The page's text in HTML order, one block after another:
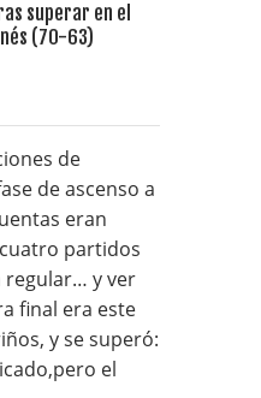
de
de ascenso a
eran
partidos
regular… y ver
final era este
y se superó:
el